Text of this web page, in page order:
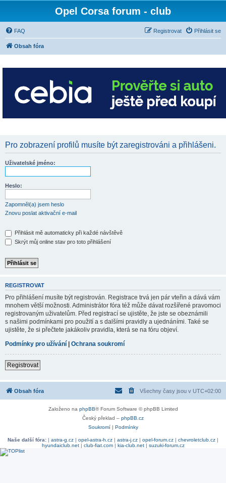
Opel Corsa forum - club
FAQ Přihlásit se
Registrovat
Obsah fóra
Pro zobrazení profilů musíte být zaregistrováni a přihlášeni.
Uživatelské jméno:
Heslo:
Zapomněl(a) jsem heslo
Znovu poslat aktivační e-mail
Přihlásit mě automaticky při každé návštěvě
Skrýt můj online stav pro toto přihlášení
REGISTROVAT
Pro přihlášení musíte být registrován. Registrace trvá jen pár vteřin a dává vám
mnohem větší možnosti. Administrátor fóra též může dávat rozšířené pravomoci
registrovaným uživatelům. Před registrací se ujistěte, že jste se obeznámili
s našimi podmínkami pro použití a s dalšími pravidly a ujednáními. Také se
ujistěte, že si přečtete jakákoliv pravidla, která se na fóru objeví.
Podmínky pro užívání | Ochrana soukromí
Registrovat
Obsah fóra Všechny časy jsou v UTC+02:00
Založeno na phpBB® Forum Software © phpBB Limited
Český překlad – phpBB.cz
Soukromí| Podmínky
Naše další fóra: | astra-g.cz | opel-astra-h.cz | astra-j.cz | opel-forum.cz | chevroletclub.cz |
hyundaiclub.net| club-fiat.com| kia-club.net| suzuki-forum.cz